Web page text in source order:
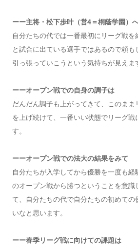
ーー主将・松下歩叶（営4＝桐蔭学園）
自分たちの代では一番最初にリーグ戦を
と試合に出ている選手ではあるので頼も
引っ張っていこうという気持ちが見えま
ーーオープン戦での自身の調子は
だんだん調子も上がってきて、このまま
を上げ続けて、一番いい状態でリーグ戦
す。
ーーオープン戦での法大の結果をみて
自分たちが入学してから優勝を一度も経
のオープン戦から勝つということを意識
て、自分たちの代で自分たちの初めての
いなと思います。
ーー春季リーグ戦に向けての課題は